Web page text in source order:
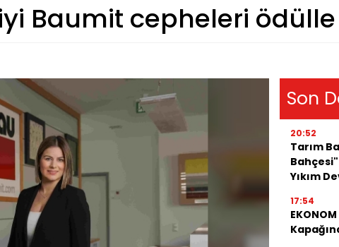
Baumit cepheleri ödülle
Son
20:52
Tarım
Bahçesi"
Yıkım
17:54